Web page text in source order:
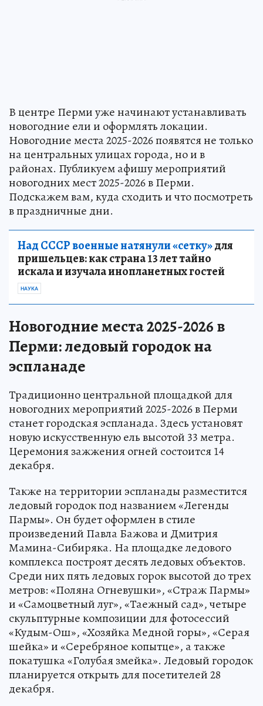
В центре Перми уже начинают устанавливать
новогодние ели и оформлять локации.
Новогодние места 2025-2026 появятся не только
на центральных улицах города, но и в
районах. Публикуем афишу мероприятий
новогодних мест 2025-2026 в Перми.
Подскажем вам, куда сходить и что посмотреть
в праздничные дни.
Над СССР военные натянули «сетку»для
пришельцев: как страна 13 лет тайно
искала и изучала инопланетных гостей
НАУКА
Новогодние места 2025-2026 в
Перми: ледовый городок на
эспланаде
Традиционно центральной площадкой для
новогодних мероприятий 2025-2026 в Перми
станет городская эспланада. Здесь установят
новую искусственную ель высотой 33 метра.
Церемония зажжения огней состоится 14
декабря.
Также на территории эспланады разместится
ледовый городок под названием «Легенды
Пармы». Он будет оформлен в стиле
произведений Павла Бажова и Дмитрия
Мамина-Сибиряка. На площадке ледового
комплекса построят десять ледовых объектов.
Среди них пять ледовых горок высотой до трех
метров: «Поляна Огневушки», «Страж Пармы»
и «Самоцветный луг», «Таежный сад», четыре
скульптурные композиции для фотосессий
«Кудым-Ош», «Хозяйка Медной горы», «Серая
шейка» и «Серебряное копытце», а также
покатушка «Голубая змейка». Ледовый городок
планируется открыть для посетителей 28
декабря.